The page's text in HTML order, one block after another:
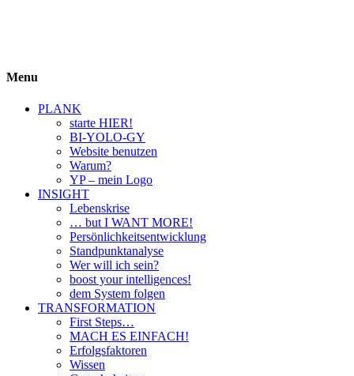
Menu
PLANK
starte HIER!
BI-YOLO-GY
Website benutzen
Warum?
YP – mein Logo
INSIGHT
Lebenskrise
… but I WANT MORE!
Persönlichkeitsentwicklung
Standpunktanalyse
Wer will ich sein?
boost your intelligences!
dem System folgen
TRANSFORMATION
First Steps…
MACH ES EINFACH!
Erfolgsfaktoren
Wissen